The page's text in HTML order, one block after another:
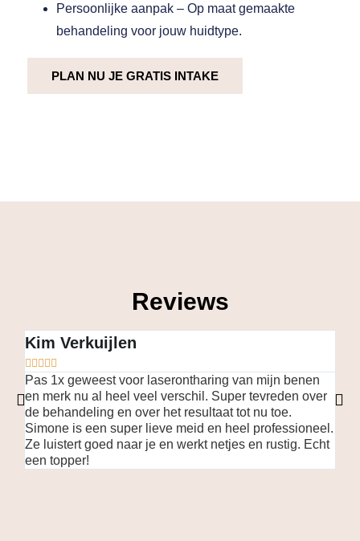
Persoonlijke aanpak – Op maat gemaakte
behandeling voor jouw huidtype.
PLAN NU JE GRATIS INTAKE
Reviews
Kim Verkuijlen
    
Pas 1x geweest voor laserontharing van mijn benen
en merk nu al heel veel verschil. Super tevreden over
de behandeling en over het resultaat tot nu toe.
Simone is een super lieve meid en heel professioneel.
Ze luistert goed naar je en werkt netjes en rustig. Echt
een topper!